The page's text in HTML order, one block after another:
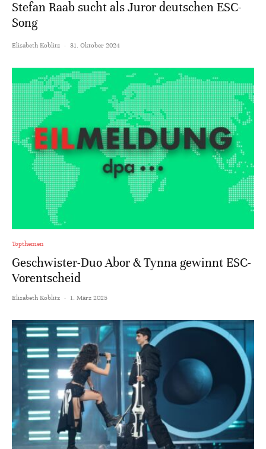
Stefan Raab sucht als Juror deutschen ESC-
Song
Elisabeth Koblitz · 31. Oktober 2024
Topthemen
Geschwister-Duo Abor & Tynna gewinnt ESC-
Vorentscheid
Elisabeth Koblitz · 1. März 2025